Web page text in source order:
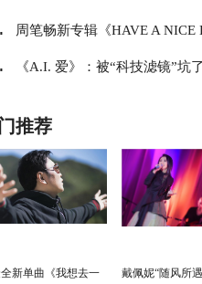
周笔畅新专辑《HAVE A
《A.I. 爱》：被“科技滤镜”坑
推荐
新单曲《我想去一
戴佩妮“随风所